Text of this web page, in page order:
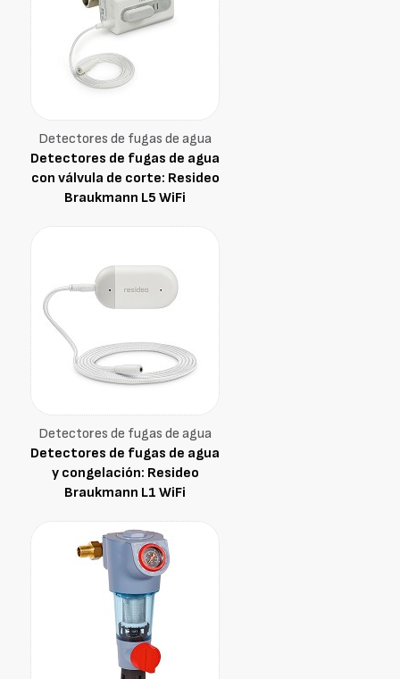
Detectores de fugas de agua
Detectores de fugas de agua
con válvula de corte: Resideo
Braukmann L5 WiFi
Detectores de fugas de agua
Detectores de fugas de agua
y congelación: Resideo
Braukmann L1 WiFi